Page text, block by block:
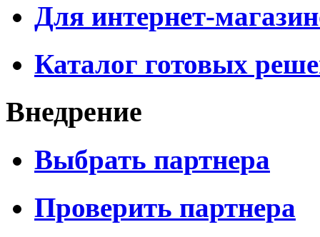
Для интернет-
Каталог готовых
Внедрение
Выбрать партнера
Проверить партнера